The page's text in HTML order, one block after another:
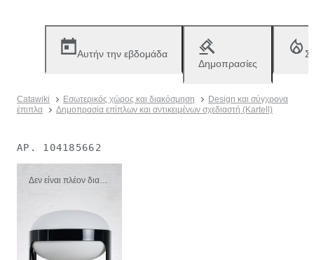
Αυτήν την εβδομάδα
Δημοπρασίες
Catawiki Εσωτερικός χώρος και διακόσμηση
Design και σύγχρονα
έπιπλα
Δημοπρασία επίπλων και αντικειμένων σχεδιαστή (Kartell)
ΑΡ. 104185662
Δεν είναι πλέον διαθέσιμο